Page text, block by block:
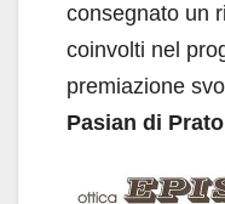
consegnato un
coinvolti nel
premiazione
Pasian di Prato